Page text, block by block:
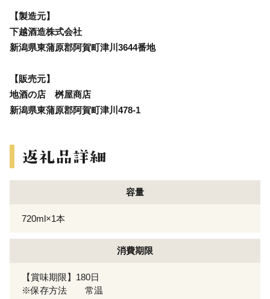
【製造元】
下越酒造株式会社
新潟県東蒲原郡阿賀町津川3644番地
【販売元】
地酒の店 桝屋商店
新潟県東蒲原郡阿賀町津川478-1
容量
720ml×1本
消費期限
【賞味期限】180日
※保存方法 常温